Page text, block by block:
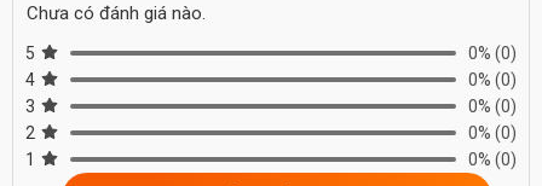
Chưa có đánh giá nào.
5 0% (0)
4
0% (0)
3
0% (0)
2
0% (0)
1
0% (0)